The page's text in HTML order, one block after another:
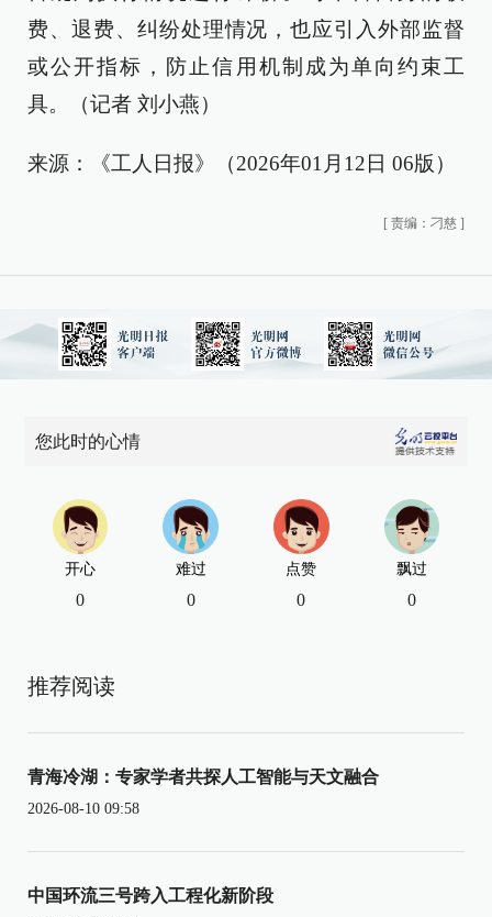
费、退费、纠纷处理情况，也应引入外部监督
或公开指标，防止信用机制成为单向约束工
具。（记者 刘小燕）
来源：《工人日报》（2026年01月12日 06版）
[ 责编：刁慈 ]
您此时的心情
开心
0
难过
0
点赞
0
飘过
0
推荐阅读
青海冷湖：专家学者共探人工智能与天文融合
2026-08-10 09:58
中国环流三号跨入工程化新阶段